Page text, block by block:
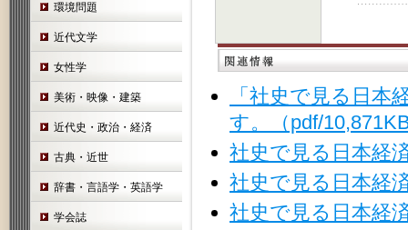
環境問題
近代文学
女性学
美術・映像・建築
近代史・政治・経済
古典・近世
辞書・言語学・英語学
学会誌
「社史で見る日
す。（pdf/
社史で見る日本
社史で見る日本
社史で見る日本